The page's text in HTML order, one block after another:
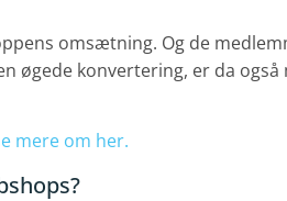
omsætning. Og de
øgede konvertering, er da også
mere om her.